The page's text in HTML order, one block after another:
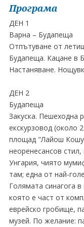
Програма
ДЕН 1
Варна – Будапеща
Отпътуване от
Будапеща. Кацане в
Настаняване.
ДЕН 2
Будапеща
Закуска. Пешеходна
екскурзовод (около
площад "Лайош
неоренесансов
Унгария, чиято
там; една от най-
Голямата синагога
която е част от
еврейско гробище,
музей. По желание: